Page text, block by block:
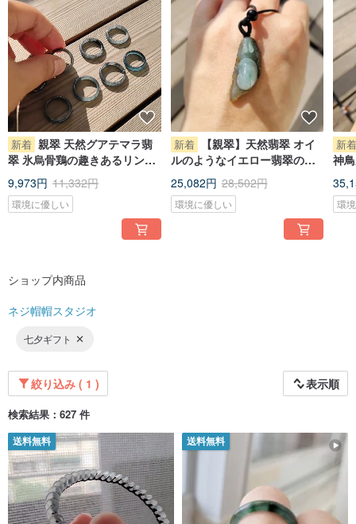
新着 親翠 天然グアテマラ翡
翠 氷烏骨鶏の趣きあるリング
9,973円 11,332円
環境に優しい
新着
【親翠】天然翡翠 オイ
ルのようなイエロー翡翠の表
皮と瑞々しい晴れやかな玉肉
を持つカタツムリの特製ペン
ダント JA00319
25,082円 28,502円
環境に優しい
新
神
環
ショップ内商品
ネジ帽帽スタジオ
七夕ギフト
絞り込み ( 1 ) 表示順
検索結果：627 件
送料無料 送料無料